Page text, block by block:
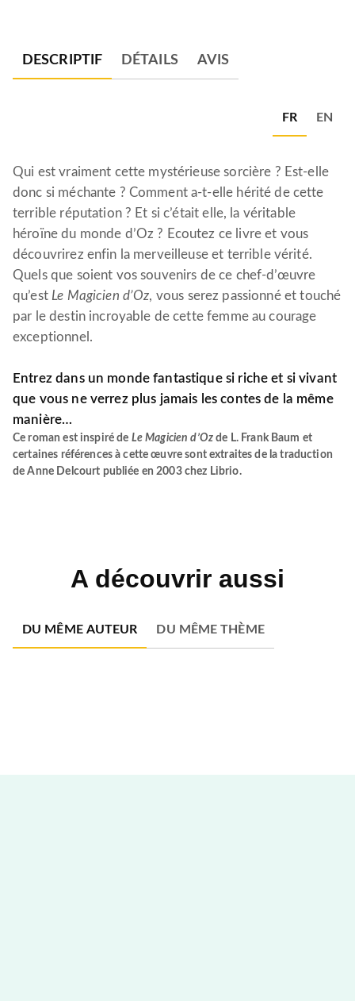
DESCRIPTIF DÉTAILS AVIS
FR EN
Qui est vraiment cette mystérieuse sorcière ? Est-elle
donc si méchante ? Comment a-t-elle hérité de cette
terrible réputation ? Et si c’était elle, la véritable
héroïne du monde d’Oz ? Ecoutez ce livre et vous
découvrirez enfin la merveilleuse et terrible vérité.
Quels que soient vos souvenirs de ce chef-d’œuvre
qu’est Le Magicien d’Oz, vous serez passionné et touché
par le destin incroyable de cette femme au courage
exceptionnel.
Entrez dans un monde fantastique si riche et si vivant
que vous ne verrez plus jamais les contes de la même
manière…
Ce roman est inspiré de Le Magicien d’Ozde L. Frank Baum et
certaines références à cette œuvre sont extraites de la traduction
de Anne Delcourt publiée en 2003 chez Librio.
A découvrir aussi
DU MÊME AUTEUR DU MÊME THÈME